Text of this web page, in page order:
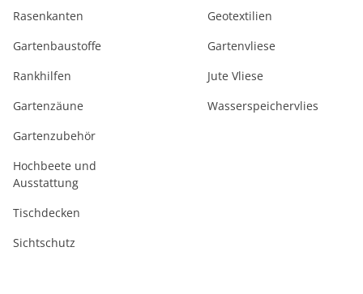
Rasenkanten
Gartenbaustoffe
Rankhilfen
Gartenzäune
Gartenzubehör
Hochbeete und
Ausstattung
Tischdecken
Sichtschutz
Geotextilien
Gartenvliese
Jute Vliese
Wasserspeichervlies